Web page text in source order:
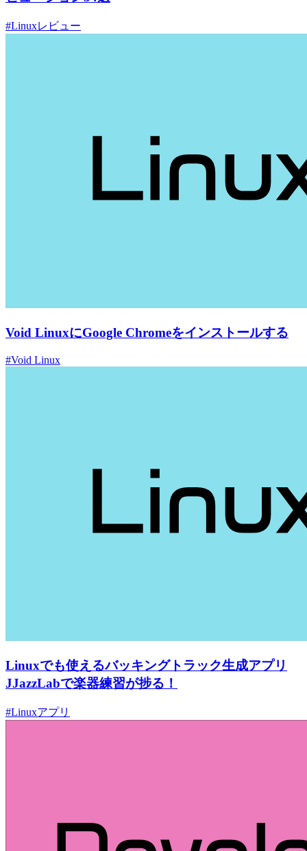
#Linuxレビュー
Void LinuxにGoogle Chromeをインストールする
#Void Linux
Linuxでも使えるバッキングトラック生成アプリ
JJazzLabで楽器練習が捗る！
#Linuxアプリ